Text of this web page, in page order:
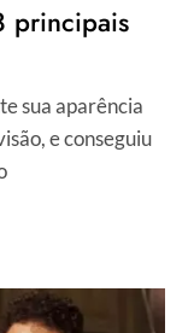
principais
sua aparência
e conseguiu